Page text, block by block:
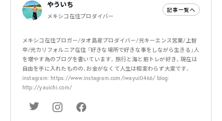
やういち
メキシコ在住プロダイバー
記事一覧へ
メキシコ在住ブロガー/タオ島産プロダイバー/元キーエンス営業/上智
卒/元カリフォルニア在住 「好きな場所で好きな事をしながら生きる」人
を増やす為のブログを書いています。旅行と海と筋トレが好き。現在は
自由を手に入れたものの、お金がなくて人生は相変わらず大変です。
instagram: https://www.instagram.com/iwayui0466/ blog:
http://yauichi.com/